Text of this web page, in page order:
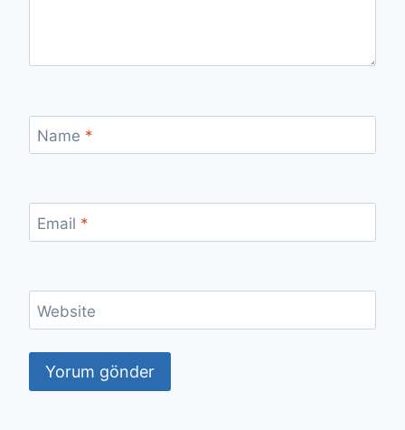
Name *
Email *
Website